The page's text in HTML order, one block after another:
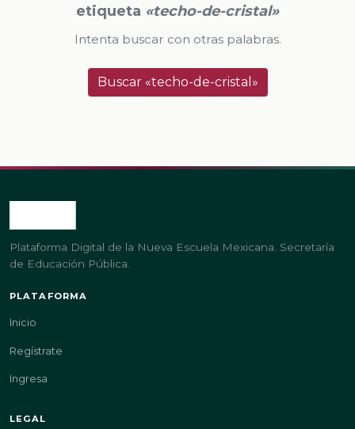
etiqueta «techo-de-cristal»
Intenta buscar con otras palabras.
Buscar «techo-de-cristal»
Plataforma Digital de la Nueva Escuela Mexicana. Secretaría
de Educación Pública.
PLATAFORMA
Inicio
Regístrate
Ingresa
LEGAL